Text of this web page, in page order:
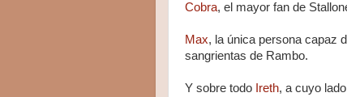
Cobra, el mayor fan de
Max, la única persona capaz
sangrientas de Rambo.
Y sobre todo Ireth, a cuyo